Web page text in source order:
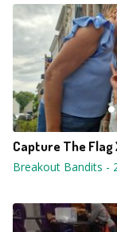
Capture The
Breakout Bandits -